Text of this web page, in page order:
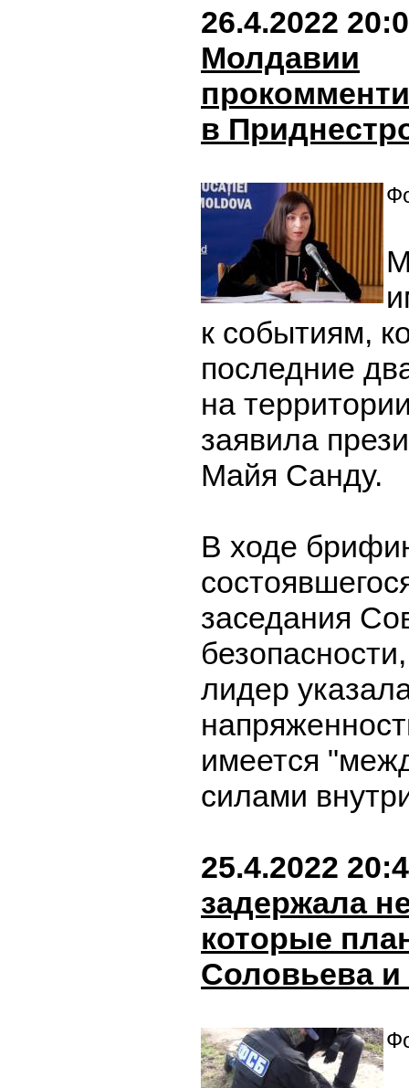
26.4.2022
Молдавии
в
к событиям,
последние
на
заявила
Майя Санду.
В ходе
заседания
лидер
имеется
силами
25.4.2022
задержала
которые
Соловьева